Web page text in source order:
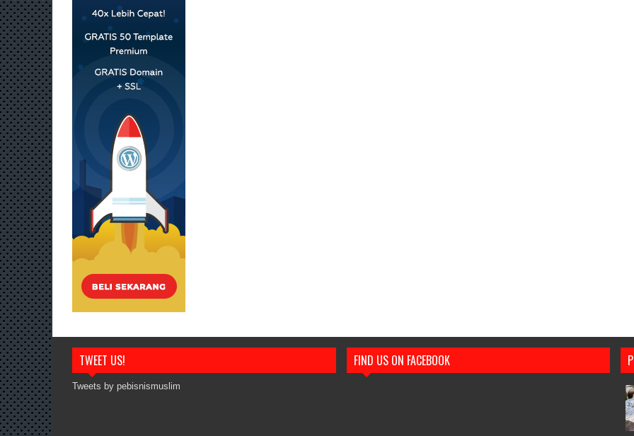
TWEET US!
Tweets by pebisnismuslim
FIND US ON FACEBOOK